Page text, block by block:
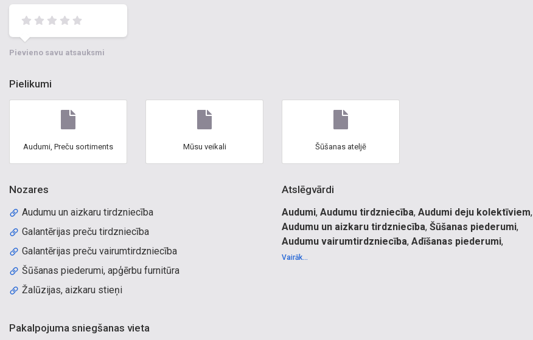
Pievieno savu atsauksmi
Pielikumi
Audumi, Preču sortiments Mūsu veikali Šūšanas ateljē
Nozares
Audumu un aizkaru tirdzniecība
Galantērijas preču tirdzniecība
Galantērijas preču vairumtirdzniecība
Šūšanas piederumi, apģērbu furnitūra
Žalūzijas, aizkaru stieņi
Atslēgvārdi
Audumi, Audumu tirdzniecība, Audumi deju kolektīviem,
Audumu un aizkaru tirdzniecība, Šūšanas piederumi,
Audumu vairumtirdzniecība, Adīšanas piederumi,
Audumu bāze
Vairāk...
Pakalpojuma sniegšanas vieta